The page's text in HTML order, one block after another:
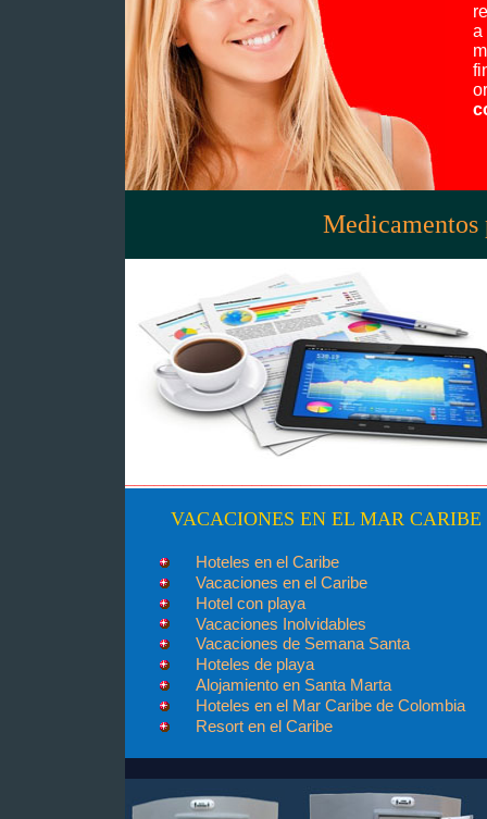
Medicamentos
VACACIONES EN EL MAR CARIBE
Hoteles en el Caribe
Vacaciones en el Caribe
Hotel con playa
Vacaciones Inolvidables
Vacaciones de Semana Santa
Hoteles de playa
Alojamiento en Santa Marta
Hoteles en el Mar Caribe de Colombia
Resort en el Caribe